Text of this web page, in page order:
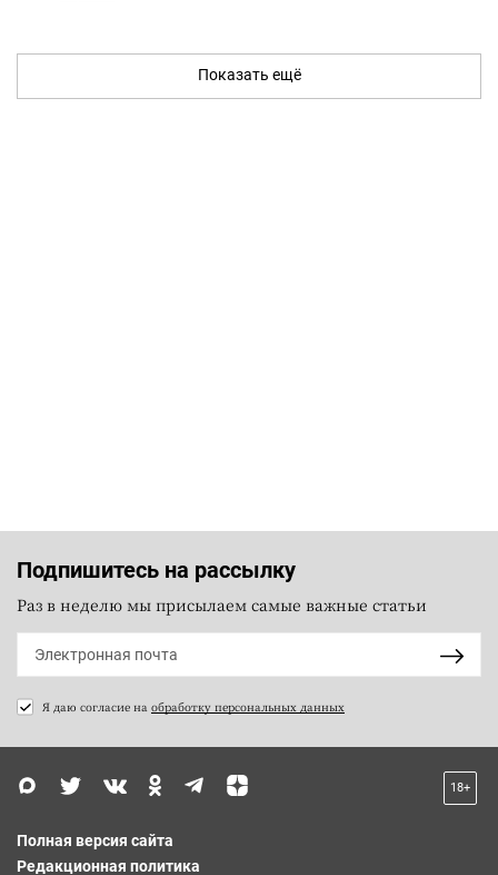
Показать ещё
Подпишитесь на рассылку
Раз в неделю мы присылаем самые важные статьи
Я даю согласие на обработку персональных данных
18+
Полная версия сайта
Редакционная политика